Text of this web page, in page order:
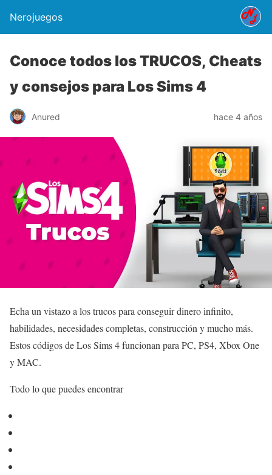
Nerojuegos
Conoce todos los TRUCOS, Cheats
y consejos para Los Sims 4
Anured hace 4 años
Echa un vistazo a los trucos para conseguir dinero infinito,
habilidades, necesidades completas, construcción y mucho más.
Estos códigos de Los Sims 4 funcionan para PC, PS4, Xbox One
y MAC.
Todo lo que puedes encontrar